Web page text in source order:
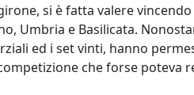
si è fatta valere
Umbria e Basilicata.
ed i set vinti, hanno
che forse poteva